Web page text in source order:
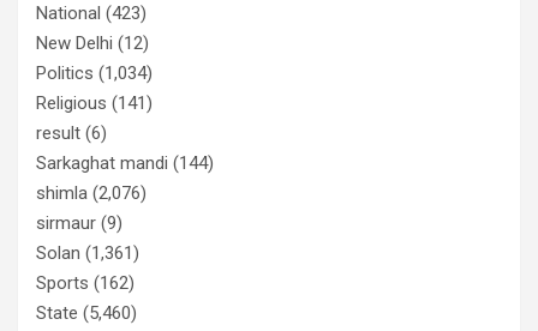
National (423)
New Delhi (12)
Politics (1,034)
Religious (141)
result (6)
Sarkaghat mandi (144)
shimla (2,076)
sirmaur (9)
Solan (1,361)
Sports (162)
State (5,460)